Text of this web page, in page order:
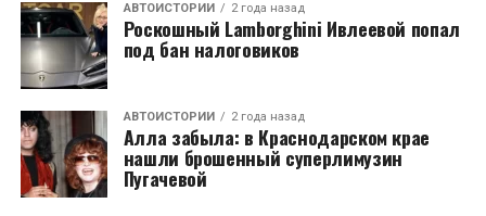
АВТОИСТОРИИ 2 года назад
Роскошный Lamborghini Ивлеевой попал
под бан налоговиков
АВТОИСТОРИИ 2 года назад
Алла забыла: в Краснодарском крае
нашли брошенный суперлимузин
Пугачевой